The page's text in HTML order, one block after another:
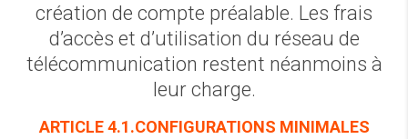
création de compte préalable. Les frais
d’accès et d’utilisation du réseau de
télécommunication restent néanmoins à
leur charge.
ARTICLE 4.1.CONFIGURATIONS MINIMALES